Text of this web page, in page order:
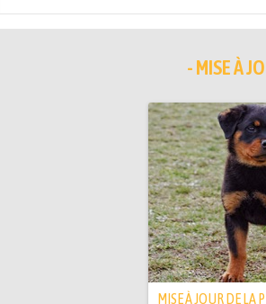
- MISE À
MISE À JOUR DE LA